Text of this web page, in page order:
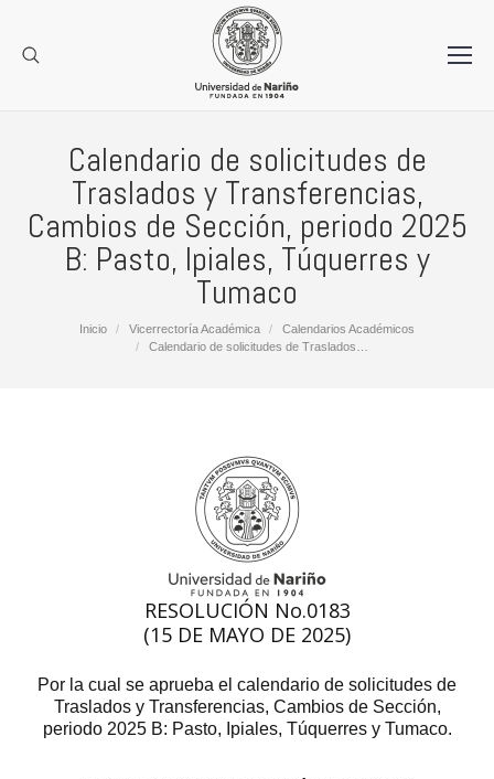
Calendario de solicitudes de
Traslados y Transferencias,
Cambios de Sección, periodo 2025
B: Pasto, Ipiales, Túquerres y
Tumaco
Estás aquí:
Inicio Vicerrectoría Académica
Calendarios Académicos
Calendario de solicitudes de Traslados…
RESOLUCIÓN No.0183
(15 DE MAYO DE 2025)
Por la cual se aprueba el calendario de solicitudes de
Traslados y Transferencias, Cambios de Sección,
periodo 2025 B: Pasto, Ipiales, Túquerres y Tumaco.